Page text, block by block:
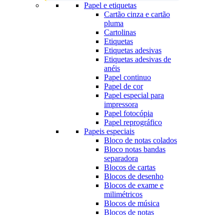
Papel e etiquetas
Cartão cinza e cartão
pluma
Cartolinas
Etiquetas
Etiquetas adesivas
Etiquetas adesivas de
anéis
Papel continuo
Papel de cor
Papel especial para
impressora
Papel fotocópia
Papel reprográfico
Papeis especiais
Bloco de notas colados
Bloco notas bandas
separadora
Blocos de cartas
Blocos de desenho
Blocos de exame e
milimétricos
Blocos de música
Blocos de notas